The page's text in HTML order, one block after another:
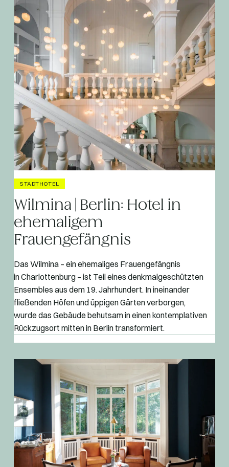
STADTHOTEL
Wilmina | Berlin: Hotel in
ehemaligem
Frauengefängnis
Das Wilmina – ein ehemaliges Frauengefängnis
in Charlottenburg – ist Teil eines denkmalgeschützten
Ensembles aus dem 19. Jahrhundert. In ineinander
fließenden Höfen und üppigen Gärten verborgen,
wurde das Gebäude behutsam in einen kontemplativen
Rückzugsort mitten in Berlin transformiert.